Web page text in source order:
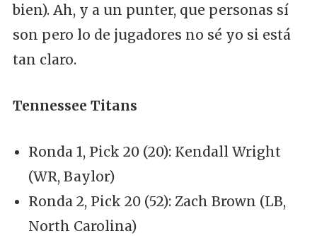
bien). Ah, y a un punter, que personas sí
son pero lo de jugadores no sé yo si está
tan claro.
Tennessee Titans
Ronda 1, Pick 20 (20): Kendall Wright
(WR, Baylor)
Ronda 2, Pick 20 (52): Zach Brown (LB,
North Carolina)